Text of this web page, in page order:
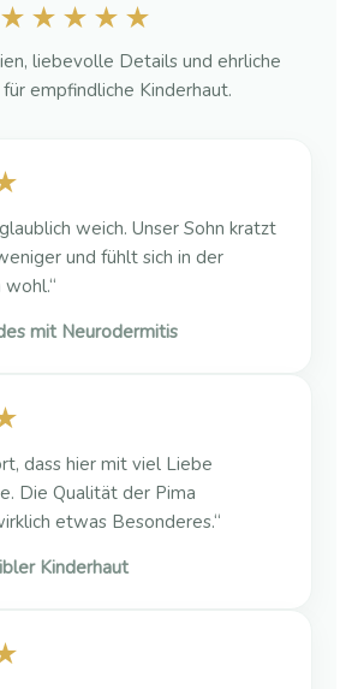
★★★★★
liebevolle Details und ehrliche
empfindliche Kinderhaut.
weich. Unser Sohn kratzt
und fühlt sich in der
mit Neurodermitis
dass hier mit viel Liebe
Die Qualität der Pima
etwas Besonderes.“
Kinderhaut